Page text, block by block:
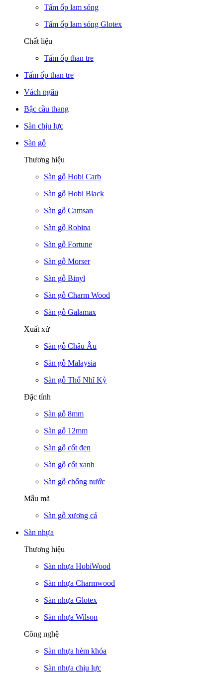
Tấm ốp lam sóng
Tấm ốp lam sóng Glotex
Chất liệu
Tấm ốp than tre
Tấm ốp than tre
Vách ngăn
Bậc cầu thang
Sàn chịu lực
Sàn gỗ
Thương hiệu
Sàn gỗ Hobi Carb
Sàn gỗ Hobi Black
Sàn gỗ Camsan
Sàn gỗ Robina
Sàn gỗ Fortune
Sàn gỗ Morser
Sàn gỗ Binyl
Sàn gỗ Charm Wood
Sàn gỗ Galamax
Xuất xứ
Sàn gỗ Châu Âu
Sàn gỗ Malaysia
Sàn gỗ Thổ Nhĩ Kỳ
Đặc tính
Sàn gỗ 8mm
Sàn gỗ 12mm
Sàn gỗ cốt đen
Sàn gỗ cốt xanh
Sàn gỗ chống nước
Mẫu mã
Sàn gỗ xương cá
Sàn nhựa
Thương hiệu
Sàn nhựa HobiWood
Sàn nhựa Charmwood
Sàn nhựa Glotex
Sàn nhựa Wilson
Công nghệ
Sàn nhựa hèm khóa
Sàn nhựa chịu lực